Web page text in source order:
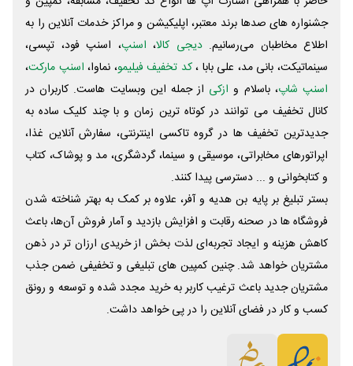
جشنواره های صدها برند معتبر، اپلیکیشن و مراکز خدمات آنلاین را به
اطلاع مخاطبان می‌رسانیم. دیجی کالا، اسنپ، اسنپ فود، تپسی،
سینماتیکت، بانی مد، علی‌ بابا ،کد تخفیف فیلیمو، نماوا، اسنپ مارکت،
اسنپ شاپ، باسلام و ازکی از جمله این وبسایت ‌هاست. کاربران در
کانال تخفیف می توانند در کوتاه ترین زمان و با چند کلیک ساده به
جدیدترین تخفیف ها در گروه تاکسی اینترنتی، سفارش آنلاین غذا،
اپراتورهای مخابراتی، موسیقی و سینما، گردشگری، مد و پوشاک، کتاب
و کتابخوانی و ... دسترسی پیدا کنند.
بستر تبلیغ بر پایه بن هدیه و آفر، علاوه بر کمک به بهتر شناخته شدن
فروشگاه ها در صحنه رقابت و افزایش بازدید و آمار فروش آن‌ها، باعث
کاهش هزینه و ایجاد تجربه‌ای لذت بخش از خریدی ارزان تر در ذهن
مشتریان خواهد شد. چنین کمپین های تبلیغی و تخفیفی ضمن جذب
مشتریان جدید باعث ترغیب کاربر به خرید مجدد شده و توسعه و رونق
کسب و کار در فضای آنلاین را در پی خواهد داشت.